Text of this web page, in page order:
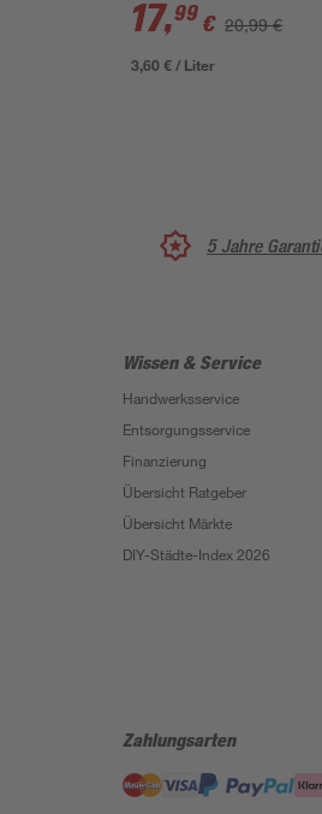
17,99 € 20,99 €
3,60 € / Liter
5 Jahre
Wissen & Service
Handwerksservice
Entsorgungsservice
Finanzierung
Übersicht Ratgeber
Übersicht Märkte
DIY-Städte-Index 2026
Zahlungsarten